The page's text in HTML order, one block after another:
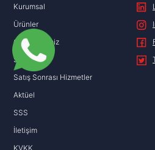
Kurumsal
Ürünler
Çözümlerimiz
Satış
Satış Sonrası Hizmetler
Aktüel
SSS
İletişim
KVKK